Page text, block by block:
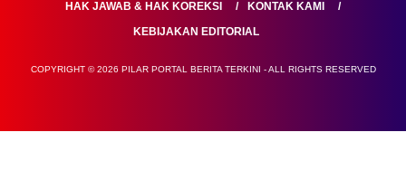
HAK JAWAB & HAK KOREKSI
KONTAK KAMI
KEBIJAKAN EDITORIAL
COPYRIGHT © 2026 PILAR PORTAL BERITA TERKINI - ALL RIGHTS RESERVED